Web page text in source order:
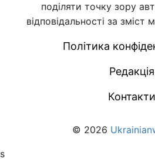
поділяти точку зору
відповідальності за зміст
Політика
Редакція
Контакти
© 2026
s